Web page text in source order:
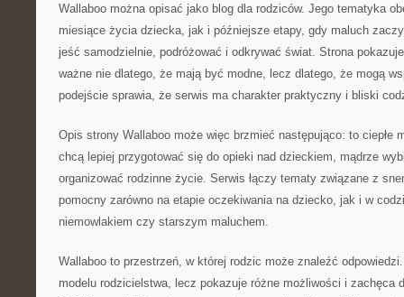
Wallaboo można opisać jako blog dla rodziców. Jego tematyka
miesiące życia dziecka, jak i późniejsze etapy, gdy maluch
jeść samodzielnie, podróżować i odkrywać świat. Strona
ważne nie dlatego, że mają być modne, lecz dlatego, że mogą
podejście sprawia, że serwis ma charakter praktyczny i bliski
Opis strony Wallaboo może więc brzmieć następująco: to ciepłe
chcą lepiej przygotować się do opieki nad dzieckiem, mądrze
organizować rodzinne życie. Serwis łączy tematy związane z
pomocny zarówno na etapie oczekiwania na dziecko, jak i w
niemowlakiem czy starszym maluchem.
Wallaboo to przestrzeń, w której rodzic może znaleźć
modelu rodzicielstwa, lecz pokazuje różne możliwości i zachęca